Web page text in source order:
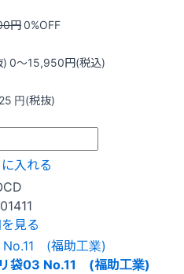
円0%OFF
) 0〜15,950円(税込)
円(税抜)
入れる
見る
リ袋03 No.11 (福助工業)